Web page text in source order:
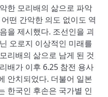
한 모리배의 삶으로 파악
떤 간악한 의도 없이도 역
을 제시했다. 조선인을 괴
오로지 이상적인 미래를
리배의 삶으로 남게 된 것
배가 이후 6.25 참전 용사
안치되었다. 더불어 일본
한국인 후손은 국가별 인